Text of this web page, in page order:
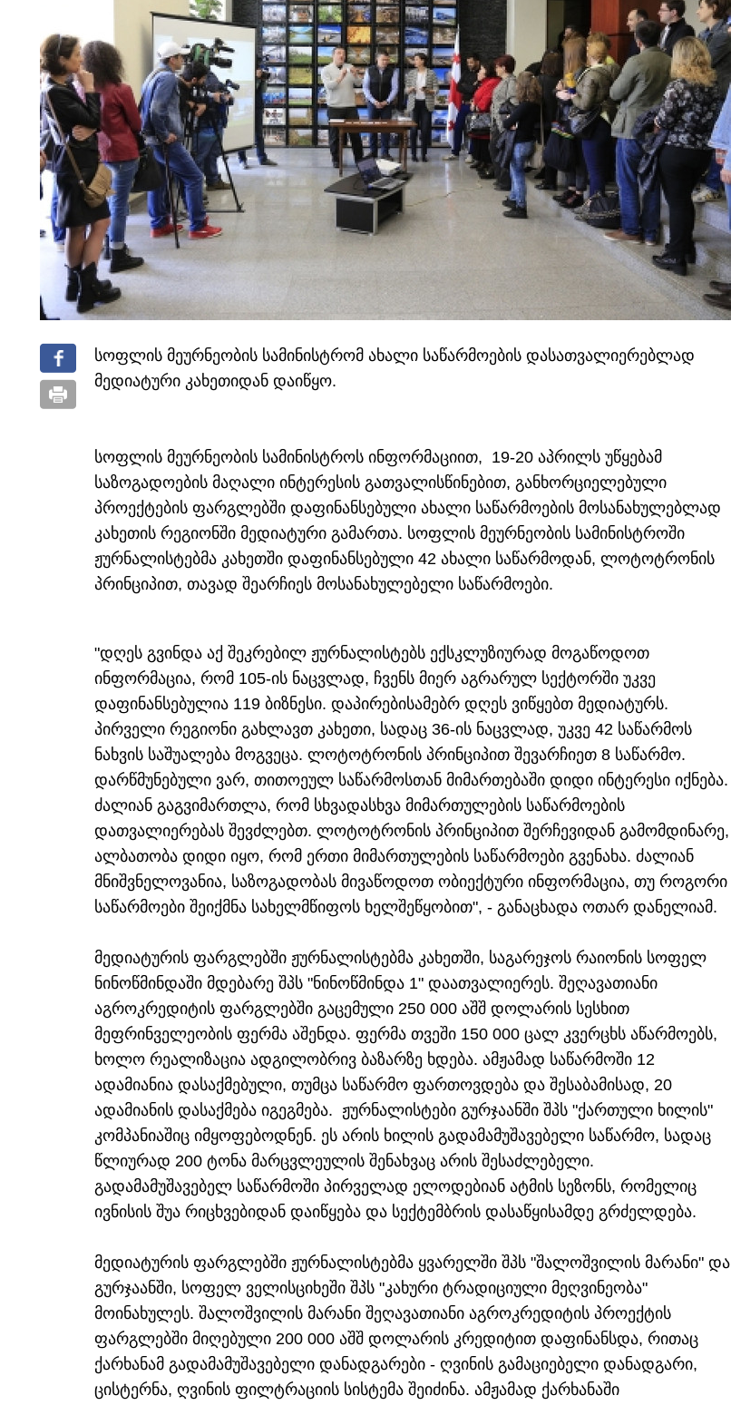
სოფლის მეურნეობის სამინისტრომ ახალი საწარმოების დასათვალიერებლად
მედიატური კახეთიდან დაიწყო.
სოფლის მეურნეობის სამინისტროს ინფორმაციით, 19-20 აპრილს უწყებამ
საზოგადოების მაღალი ინტერესის გათვალისწინებით, განხორციელებული
პროექტების ფარგლებში დაფინანსებული ახალი საწარმოების მოსანახულებლად
კახეთის რეგიონში მედიატური გამართა. სოფლის მეურნეობის სამინისტროში
ჟურნალისტებმა კახეთში დაფინანსებული 42 ახალი საწარმოდან, ლოტოტრონის
პრინციპით, თავად შეარჩიეს მოსანახულებელი საწარმოები.
"დღეს გვინდა აქ შეკრებილ ჟურნალისტებს ექსკლუზიურად მოგაწოდოთ
ინფორმაცია, რომ 105-ის ნაცვლად, ჩვენს მიერ აგრარულ სექტორში უკვე
დაფინანსებულია 119 ბიზნესი. დაპირებისამებრ დღეს ვიწყებთ მედიატურს.
პირველი რეგიონი გახლავთ კახეთი, სადაც 36-ის ნაცვლად, უკვე 42 საწარმოს
ნახვის საშუალება მოგვეცა. ლოტოტრონის პრინციპით შევარჩიეთ 8 საწარმო.
დარწმუნებული ვარ, თითოეულ საწარმოსთან მიმართებაში დიდი ინტერესი იქნება.
ძალიან გაგვიმართლა, რომ სხვადასხვა მიმართულების საწარმოების
დათვალიერებას შევძლებთ. ლოტოტრონის პრინციპით შერჩევიდან გამომდინარე,
ალბათობა დიდი იყო, რომ ერთი მიმართულების საწარმოები გვენახა. ძალიან
მნიშვნელოვანია, საზოგადობას მივაწოდოთ ობიექტური ინფორმაცია, თუ როგორი
საწარმოები შეიქმნა სახელმწიფოს ხელშეწყობით", - განაცხადა ოთარ დანელიამ.
მედიატურის ფარგლებში ჟურნალისტებმა კახეთში, საგარეჯოს რაიონის სოფელ
ნინოწმინდაში მდებარე შპს "ნინოწმინდა 1" დაათვალიერეს. შეღავათიანი
აგროკრედიტის ფარგლებში გაცემული 250 000 აშშ დოლარის სესხით
მეფრინველეობის ფერმა აშენდა. ფერმა თვეში 150 000 ცალ კვერცხს აწარმოებს,
ხოლო რეალიზაცია ადგილობრივ ბაზარზე ხდება. ამჟამად საწარმოში 12
ადამიანია დასაქმებული, თუმცა საწარმო ფართოვდება და შესაბამისად, 20
ადამიანის დასაქმება იგეგმება. ჟურნალისტები გურჯაანში შპს "ქართული ხილის"
კომპანიაშიც იმყოფებოდნენ. ეს არის ხილის გადამამუშავებელი საწარმო, სადაც
წლიურად 200 ტონა მარცვლეულის შენახვაც არის შესაძლებელი.
გადამამუშავებელ საწარმოში პირველად ელოდებიან ატმის სეზონს, რომელიც
ივნისის შუა რიცხვებიდან დაიწყება და სექტემბრის დასაწყისამდე გრძელდება.
მედიატურის ფარგლებში ჟურნალისტებმა ყვარელში შპს "შალოშვილის მარანი" და
გურჯაანში, სოფელ ველისციხეში შპს "კახური ტრადიციული მეღვინეობა"
მოინახულეს. შალოშვილის მარანი შეღავათიანი აგროკრედიტის პროექტის
ფარგლებში მიღებული 200 000 აშშ დოლარის კრედიტით დაფინანსდა, რითაც
ქარხანამ გადამამუშავებელი დანადგარები - ღვინის გამაციებელი დანადგარი,
ცისტერნა, ღვინის ფილტრაციის სისტემა შეიძინა. ამჟამად ქარხანაში